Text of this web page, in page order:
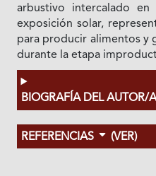
arbustivo intercalado
exposición solar,
para producir alimentos y
durante la etapa
BIOGRAFÍA DEL AUTOR/
REFERENCIAS (VER)